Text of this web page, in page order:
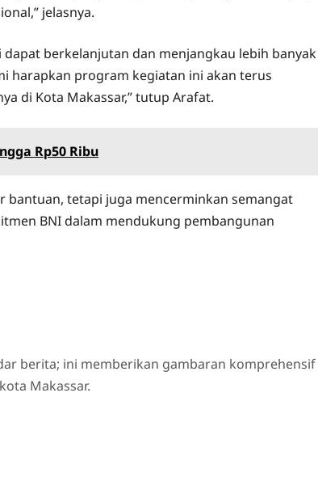
jelasnya.
berkelanjutan dan menjangkau lebih banyak
harapkan program kegiatan ini akan terus
di Kota Makassar,” tutup Arafat.
Rp50 Ribu
bantuan, tetapi juga mencerminkan semangat
BNI dalam mendukung pembangunan
berita; ini memberikan gambaran komprehensif
Makassar.